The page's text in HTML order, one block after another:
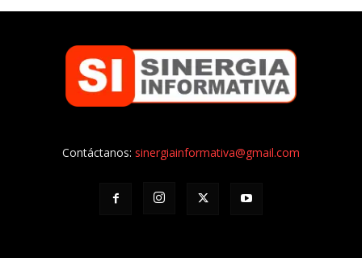
Contáctanos: sinergiainformativa@gmail.com